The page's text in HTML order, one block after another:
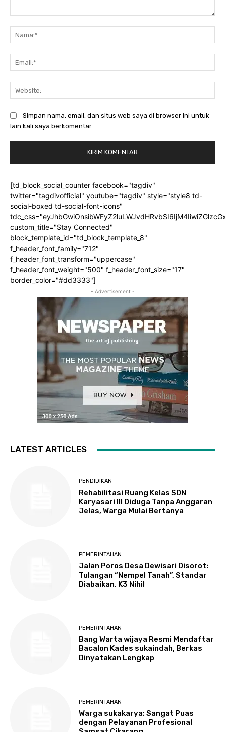
Simpan nama, email, dan situs web saya di browser ini untuk
lain kali saya berkomentar.
[td_block_social_counter facebook="tagdiv"
twitter="tagdivofficial" youtube="tagdiv" style="style8 td-
social-boxed td-social-font-icons"
custom_title="Stay Connected"
block_template_id="td_block_template_8"
f_header_font_family="712"
f_header_font_transform="uppercase"
f_header_font_weight="500" f_header_font_size="17"
border_color="#dd3333"]
- Advertisement -
LATEST ARTICLES
PENDIDIKAN
Rehabilitasi Ruang Kelas SDN
Karyasari III Diduga Tanpa Anggaran
Jelas, Warga Mulai Bertanya
PEMERINTAHAN
Jalan Poros Desa Dewisari Disorot:
Tulangan “Nempel Tanah”, Standar
Diabaikan, K3 Nihil
PEMERINTAHAN
Bang Warta wijaya Resmi Mendaftar
Bacalon Kades sukaindah, Berkas
Dinyatakan Lengkap
PEMERINTAHAN
Warga sukakarya: Sangat Puas
dengan Pelayanan Profesional